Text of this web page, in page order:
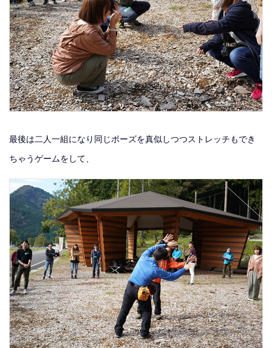
最後は二人一組になり同じポーズを真似しつつストレッチもでき
ちゃうゲームをして、